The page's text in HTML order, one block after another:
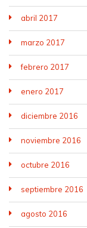
abril 2017
marzo 2017
febrero 2017
enero 2017
diciembre 2016
noviembre 2016
octubre 2016
septiembre 2016
agosto 2016